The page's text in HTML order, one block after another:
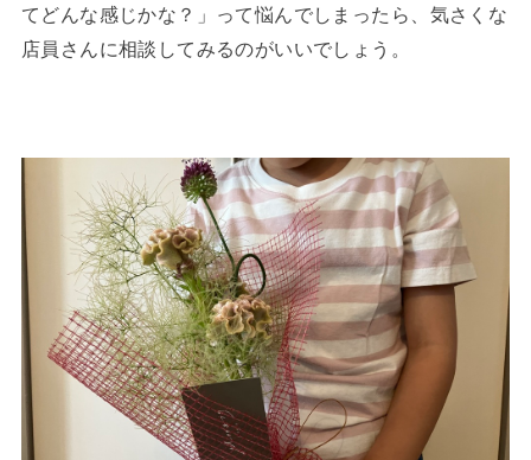
てどんな感じかな？」って悩んでしまったら、気さくな
店員さんに相談してみるのがいいでしょう。